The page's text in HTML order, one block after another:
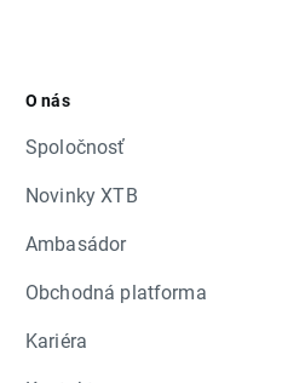
O nás
Spoločnosť
Novinky XTB
Ambasádor
Obchodná platforma
Kariéra